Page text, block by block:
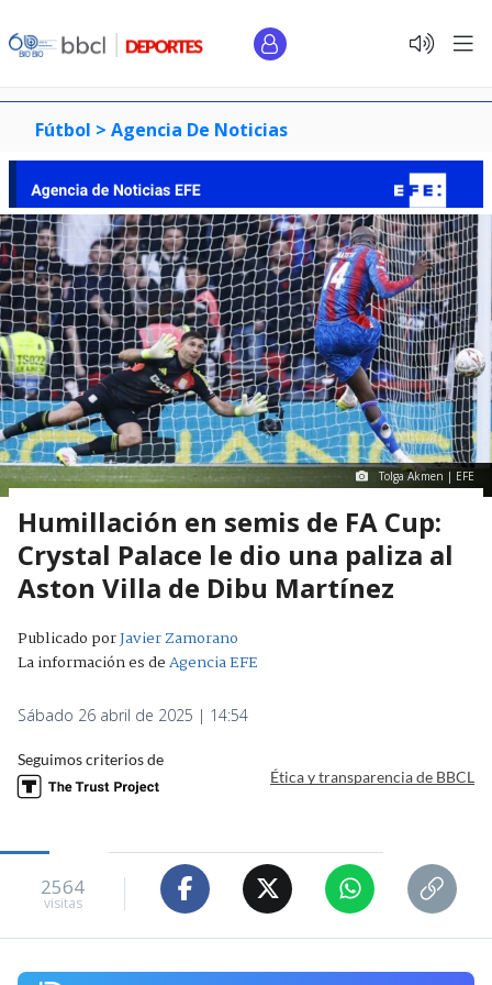
Fútbol > Agencia De Noticias
Tolga Akmen | EFE
Humillación en semis de FA Cup:
Crystal Palace le dio una paliza al
Aston Villa de Dibu Martínez
Publicado porJavier Zamorano
La información es deAgencia EFE
Sábado 26 abril de 2025 | 14:54
Seguimos criterios de
Ética y transparencia de BBCL
2564
visitas